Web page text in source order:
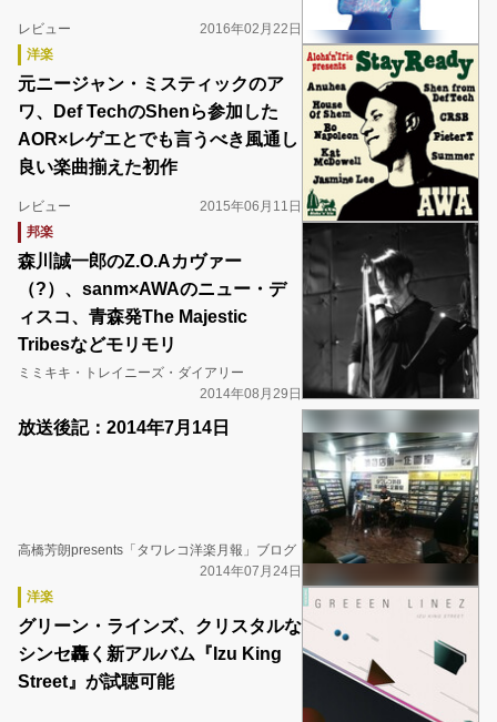
レビュー
2016年02月22日
洋楽
元ニージャン・ミスティックのア
ワ、Def TechのShenら参加した
AOR×レゲエとでも言うべき風通し
良い楽曲揃えた初作
レビュー
2015年06月11日
邦楽
森川誠一郎のZ.O.Aカヴァー
（?）、sanm×AWAのニュー・デ
ィスコ、青森発The Majestic
Tribesなどモリモリ
ミミキキ・トレイニーズ・ダイアリー
2014年08月29日
放送後記：2014年7月14日
高橋芳朗presents「タワレコ洋楽月報」ブログ
2014年07月24日
洋楽
グリーン・ラインズ、クリスタルな
シンセ轟く新アルバム『Izu King
Street』が試聴可能